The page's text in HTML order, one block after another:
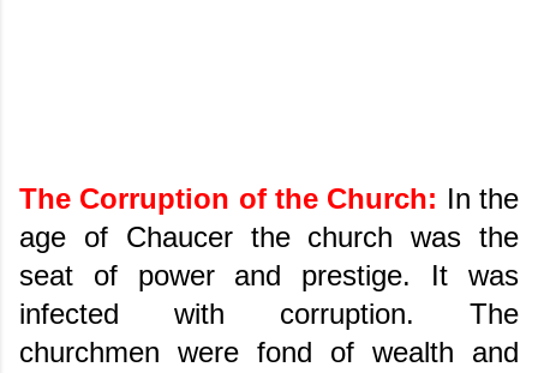
The Corruption of the Church: In the
age of Chaucer the church was the
seat of power and prestige. It was
infected with corruption. The
churchmen were fond of wealth and